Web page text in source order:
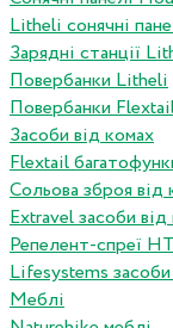
Litheli сонячні
Зарядні станції
Повербанки Litheli
Повербанки
Засоби від комах
Flextail
Сольова зброя від
Extravel засоби
Репелент-спреї
Lifesystems
Меблі